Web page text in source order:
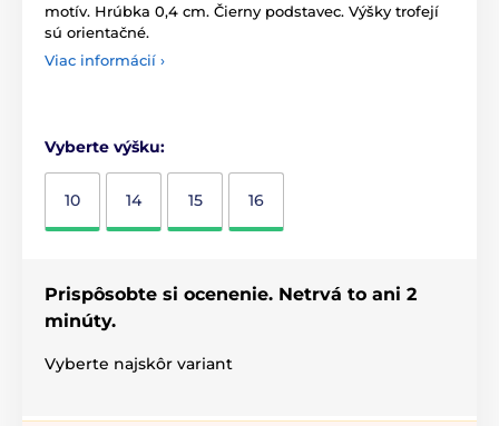
motív. Hrúbka 0,4 cm. Čierny podstavec. Výšky trofejí
sú orientačné.
Viac informácií ›
Vyberte výšku:
10 14 15 16
Prispôsobte si ocenenie. Netrvá to ani 2
minúty.
Vyberte najskôr variant